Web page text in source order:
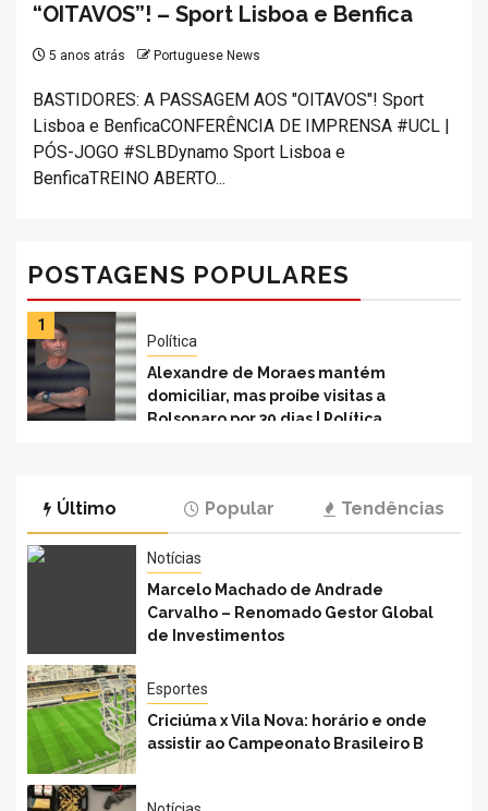
“OITAVOS”! – Sport Lisboa e Benfica
5 anos atrás Portuguese News
BASTIDORES: A PASSAGEM AOS "OITAVOS"! Sport
Lisboa e BenficaCONFERÊNCIA DE IMPRENSA #UCL |
PÓS-JOGO #SLBDynamo Sport Lisboa e
BenficaTREINO ABERTO...
POSTAGENS POPULARES
1
Política
Alexandre de Moraes mantém
domiciliar, mas proíbe visitas a
Bolsonaro por 30 dias | Política
Último Popular Tendências
Notícias
Marcelo Machado de Andrade
Carvalho – Renomado Gestor Global
de Investimentos
Esportes
Criciúma x Vila Nova: horário e onde
assistir ao Campeonato Brasileiro B